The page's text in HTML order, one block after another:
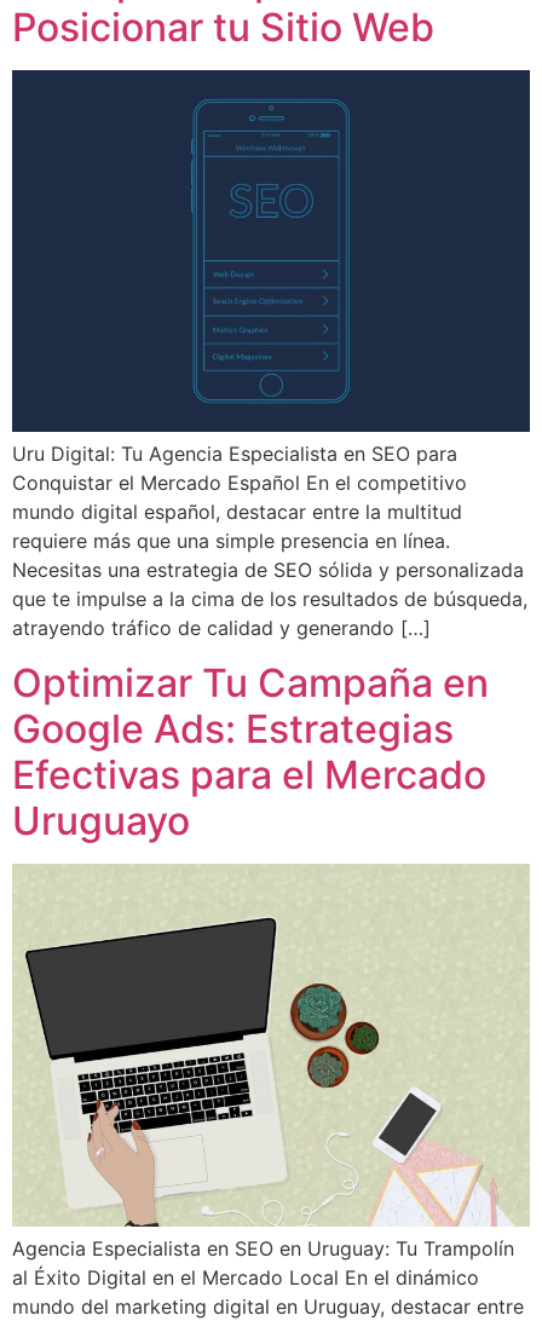
Posicionar tu Sitio Web
Uru Digital: Tu Agencia Especialista en SEO para
Conquistar el Mercado Español En el competitivo
mundo digital español, destacar entre la multitud
requiere más que una simple presencia en línea.
Necesitas una estrategia de SEO sólida y personalizada
que te impulse a la cima de los resultados de búsqueda,
atrayendo tráfico de calidad y generando […]
Optimizar Tu Campaña en
Google Ads: Estrategias
Efectivas para el Mercado
Uruguayo
Agencia Especialista en SEO en Uruguay: Tu Trampolín
al Éxito Digital en el Mercado Local En el dinámico
mundo del marketing digital en Uruguay, destacar entre